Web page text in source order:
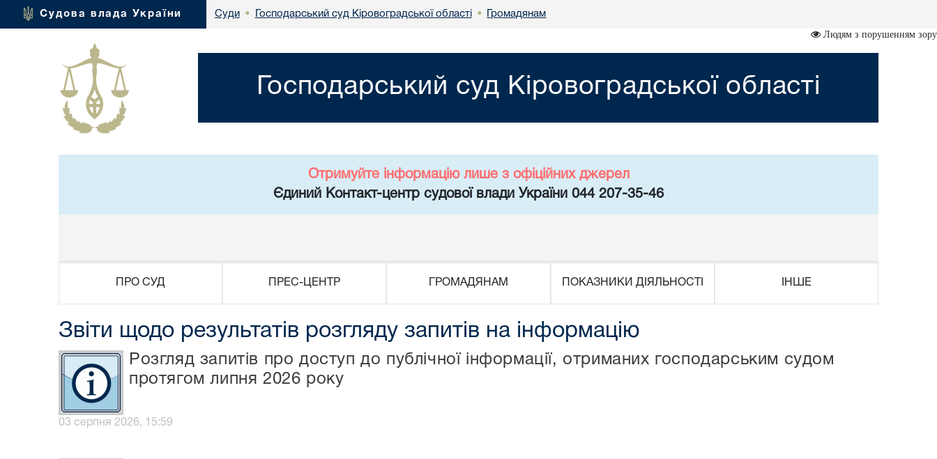
Судова влада України Суди • Господарський суд Кіровоградської області • Громадянам
Людям з порушенням зору
Господарський суд Кіровоградської області
Отримуйте інформацію лише з офіційних джерел
Єдиний Контакт-центр судової влади України 044 207-35-46
ПРО СУД ПРЕС-ЦЕНТР ГРОМАДЯНАМ ПОКАЗНИКИ ДІЯЛЬНОСТІ ІНШЕ
Звіти щодо результатів розгляду запитів на інформацію
Розгляд запитів про доступ до публічної інформації, отриманих господарським судом
протягом липня 2026 року
03 серпня 2026, 15:59